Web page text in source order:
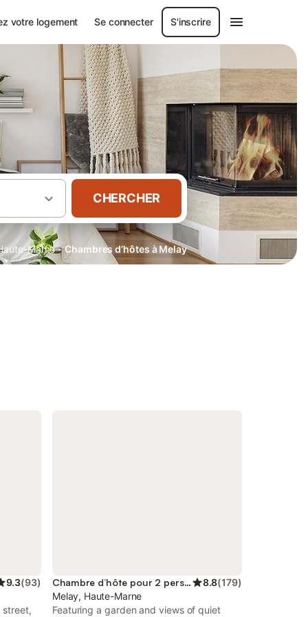
votre logement Se connecter S'inscrire
CHERCHER
Marne · Chambres d’hôtes à Melay
9.3(93)
street,
Chambre d’hôte pour 2 personnes 8.8(179)
Melay, Haute-Marne
Featuring a garden and views of quiet